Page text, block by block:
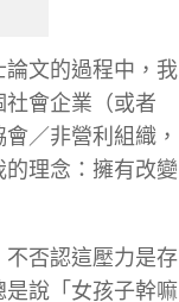
論文的過程中，我
社會企業（或者
／非營利組織，
理念：擁有改變
不否認這壓力是存
說「女孩子幹嘛